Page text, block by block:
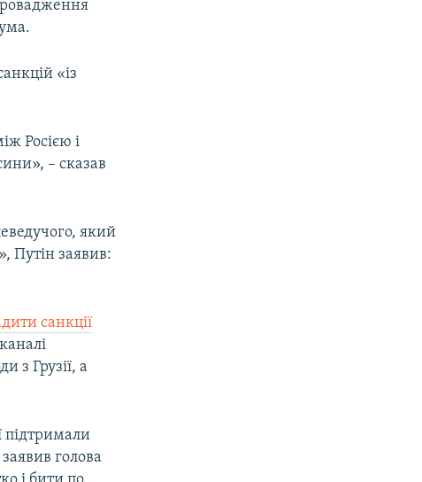
«із
Росією і
– сказав
який
Путін заявив:
санкції
з Грузії, а
підтримали
голова